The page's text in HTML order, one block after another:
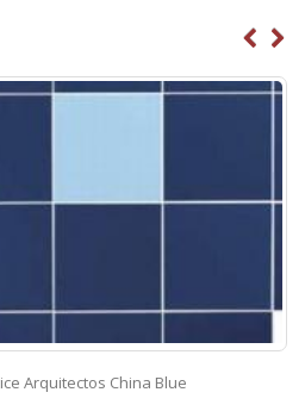
Arquitectos China Blue